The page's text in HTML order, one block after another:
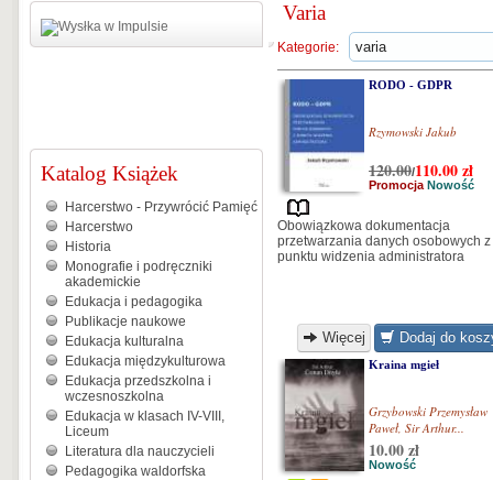
Katalog Książek
Harcerstwo - Przywrócić Pamięć
Harcerstwo
Historia
Monografie i podręczniki
akademickie
Edukacja i pedagogika
Publikacje naukowe
Edukacja kulturalna
Edukacja międzykulturowa
Edukacja przedszkolna i
wczesnoszkolna
Edukacja w klasach IV-VIII,
Liceum
Literatura dla nauczycieli
Pedagogika waldorfska
Varia
Kategorie:
RODO - GDPR
Rzymowski Jakub
120.00/110.00zł
Promocja Nowość
Obowiązkowa dokumentacja
przetwarzania danych osobowych z
punktu widzenia administratora
Więcej Dodaj do
Kraina mgieł
Grzybowski Przemysław
Paweł, Sir Arthur...
10.00 zł
Nowość